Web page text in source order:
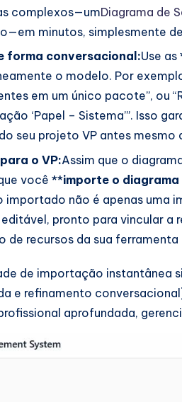
complexos—umDiagrama de
minutos, simplesmente
forma conversacional:Use
o modelo. Por
em um único pacote”, ou
‘Papel – Sistema’”. Isso
seu projeto VP antes mesmo
o VP:Assim que o
você **importe o
importado não é apenas uma
pronto para vincular a
de recursos da sua ferramenta
de importação instantânea
e refinamento
aprofundada,